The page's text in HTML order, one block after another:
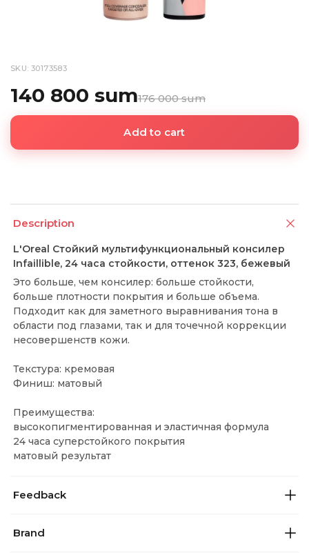
SKU: 30173583
140 800 sum176 000 sum
Add to cart
Description
L'Oreal Стойкий мультифункциональный консилер
Infaillible, 24 часа стойкости, оттенок 323, бежевый
Это больше, чем консилер: больше стойкости,
больше плотности покрытия и больше объема.
Подходит как для заметного выравнивания тона в
области под глазами, так и для точечной коррекции
несовершенств кожи.
Текстура: кремовая
Финиш: матовый
Преимущества:
высокопигментированная и эластичная формула
24 часа суперстойкого покрытия
матовый результат
Feedback
Brand